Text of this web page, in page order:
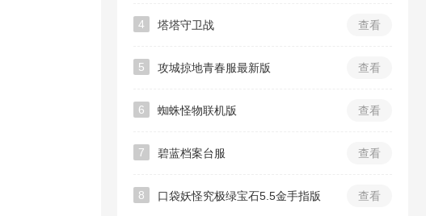
4 塔塔守卫战 查看
5 攻城掠地青春服最新版 查看
6 蜘蛛怪物联机版 查看
7 碧蓝档案台服 查看
8 口袋妖怪究极绿宝石5.5金手指版 查看